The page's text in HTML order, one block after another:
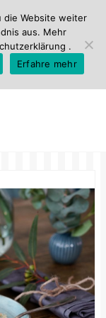
die Website weiter
aus. Mehr
.
Erfahre mehr